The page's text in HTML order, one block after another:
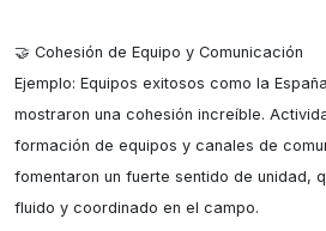
🤝 Cohesión de Equipo y Comunicación
Ejemplo: Equipos exitosos como la
mostraron una cohesión increíble.
formación de equipos y canales de
fomentaron un fuerte sentido de unidad,
fluido y coordinado en el campo.